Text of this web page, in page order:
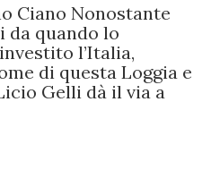
Ciano Nonostante
da quando lo
l’Italia,
di questa Loggia e
Gelli dà il via a